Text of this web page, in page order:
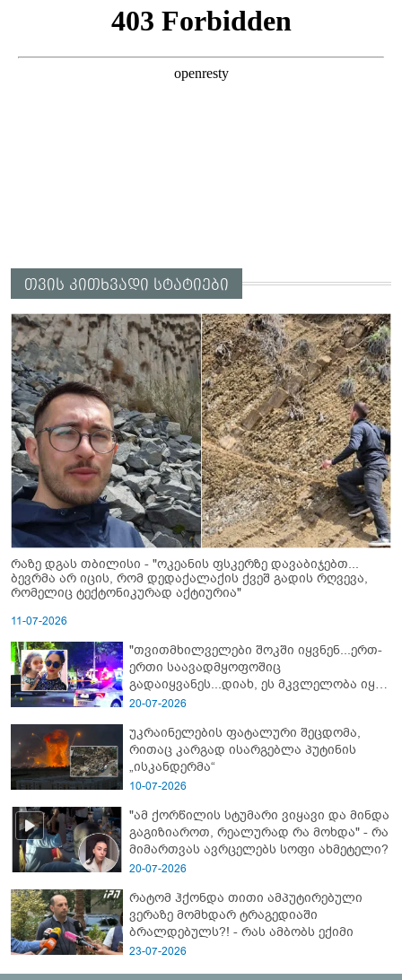
თვის კითხვადი სტატიები
რაზე დგას თბილისი - "ოკეანის ფსკერზე დავაბიჯებთ...
ბევრმა არ იცის, რომ დედაქალაქის ქვეშ გადის რღვევა,
რომელიც ტექტონიკურად აქტიურია"
11-07-2026
"თვითმხილველები შოკში იყვნენ...ერთ-
ერთი საავადმყოფოშიც
გადაიყვანეს...დიახ, ეს მკვლელობა იყო"
- გორში დატრიალებული ტრაგედიის
20-07-2026
უკრაინელების ფატალური შეცდომა,
რითაც კარგად ისარგებლა პუტინის
„ისკანდერმა“
10-07-2026
"ამ ქორწილის სტუმარი ვიყავი და მინდა
გაგიზიაროთ, რეალურად რა მოხდა" - რა
მიმართვას ავრცელებს სოფი ახმეტელი?
20-07-2026
რატომ ჰქონდა თითი ამპუტირებული
ვერაზე მომხდარ ტრაგედიაში
ბრალდებულს?! - რას ამბობს ექიმი
23-07-2026